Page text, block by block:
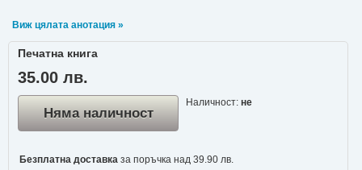
Виж цялата анотация »
Печатна книга
35.00 лв.
Няма наличност
Наличност: не
Безплатна доставказа поръчка над 39.90 лв.